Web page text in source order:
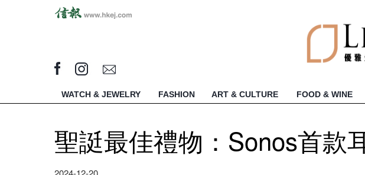
WATCH & JEWELRY FASHION ART & CULTURE FOOD & WINE
聖誔最佳禮物：Sonos首款